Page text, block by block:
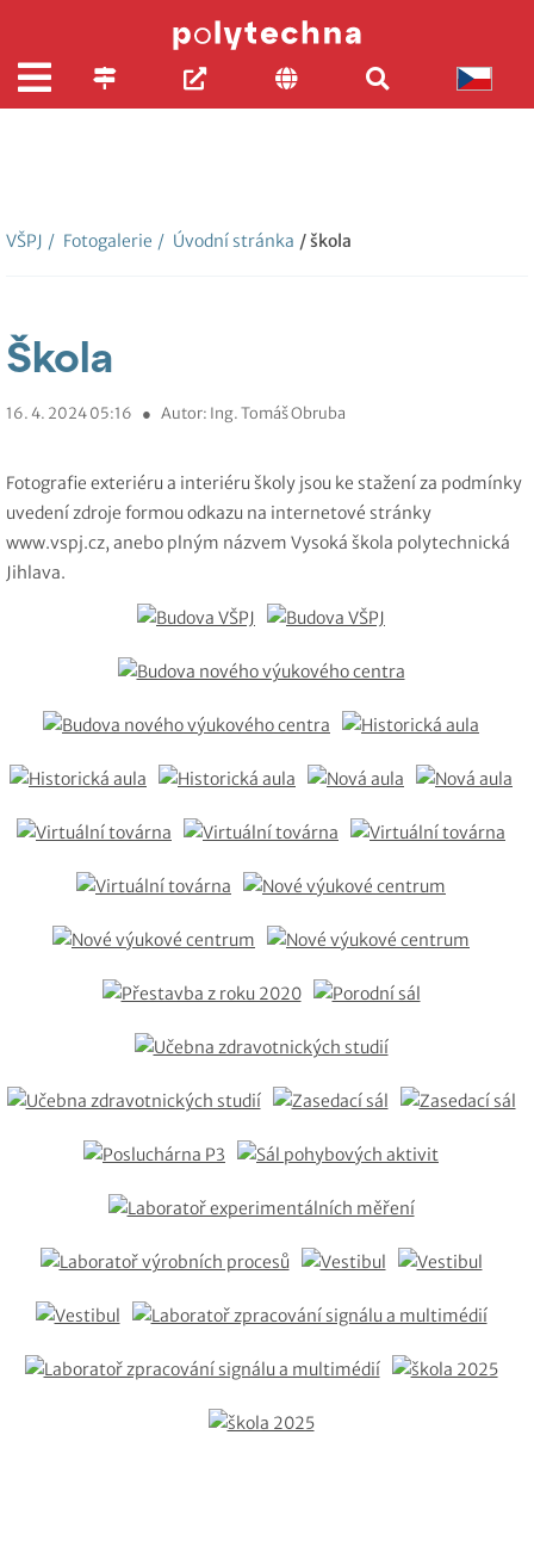
VŠPJ / Fotogalerie / Úvodní stránka / škola
Škola
16. 4. 2024 05:16 ● Autor: Ing. Tomáš Obruba
Fotografie exteriéru a interiéru školy jsou ke stažení za podmínky
uvedení zdroje formou odkazu na internetové stránky
www.vspj.cz, anebo plným názvem Vysoká škola polytechnická
Jihlava.